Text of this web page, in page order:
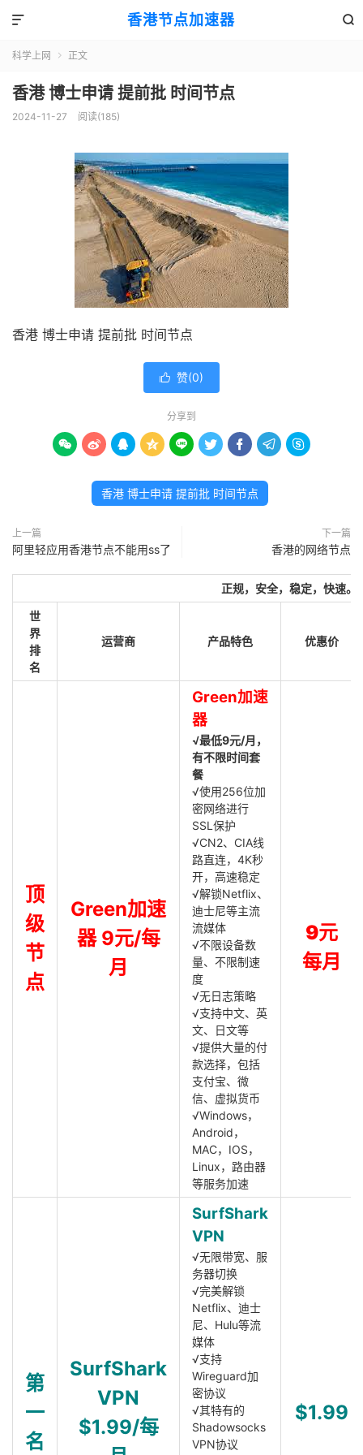
香港节点加速器 

科学上网  正文
香港 博士申请 提前批 时间节点
2024-11-27 阅读(185)
香港 博士申请 提前批 时间节点
 赞(0)
分享到
        
香港 博士申请 提前批 时间节点
上一篇
阿里轻应用香港节点不能用ss了
下一篇
香港的网络节点
正规，安全，稳定，快速。
世
界
排
名
运营商 产品特色 优惠价
顶
级
节
点
Green加速
器 9元/每
月
Green加速
器
√最低9元/月，
有不限时间套
餐
√使用256位加
密网络进行
SSL保护
√CN2、CIA线
路直连，4K秒
开，高速稳定
√解锁Netflix、
迪士尼等主流
流媒体
√不限设备数
量、不限制速
度
√无日志策略
√支持中文、英
文、日文等
√提供大量的付
款选择，包括
支付宝、微
信、虚拟货币
√Windows，
Android，
MAC，IOS，
Linux，路由器
等服务加速
9元
每月
第
一
名
SurfShark
VPN
$1.99/每
SurfShark
VPN
√无限带宽、服
务器切换
√完美解锁
Netflix、迪士
尼、Hulu等流
媒体
√支持
Wireguard加
密协议
√其特有的
Shadowsocks
VPN协议
$1.99